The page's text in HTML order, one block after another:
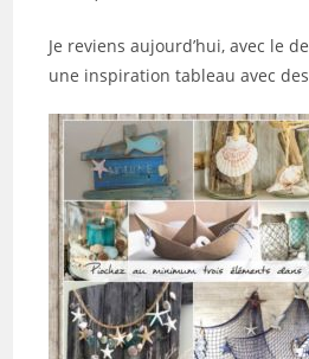
Je reviens aujourd’hui, avec le
une inspiration tableau avec